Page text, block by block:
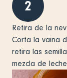
2
Retira de la
Corta la vaina
retira las
mezcla de